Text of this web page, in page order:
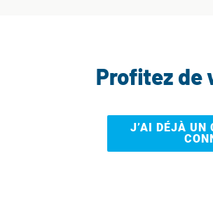
Profitez de
J’AI DÉJÀ UN